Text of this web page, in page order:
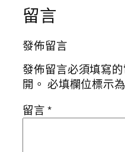
留言
發佈留言
發佈留言必須填寫
開。 必填欄位標示為
留言*